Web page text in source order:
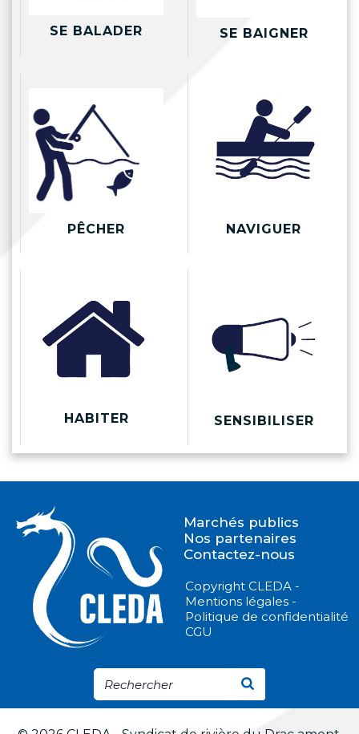
SE BALADER SE BAIGNER
PÊCHER NAVIGUER
HABITER SENSIBILISER
Marchés publics
Nos partenaires
Contactez-nous
Copyright CLEDA -
Mentions légales -
Politique de confidentialité
CGU